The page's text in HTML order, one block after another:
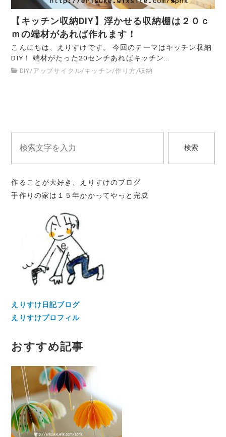
【キッチン収納DIY】浮かせる収納棚は２０ｃ
ｍの端材があれば作れます！
こんにちは、えりすけです。 今回のテーマはキッチン収納
DIY！ 端材がたった20センチあればキッチン...
DIY/アップサイクル/キッチン/作り方/収納
検索
作ることが大好き、えりすけのブログ
手作りの家は１５年かかってやっと完成
えりすけ日記ブログ
えりすけプロフィル
おすすめ記事